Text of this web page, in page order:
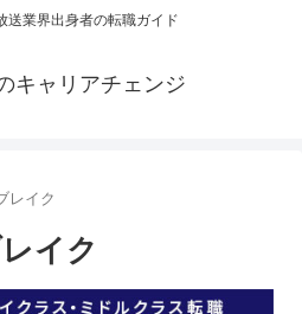
送業界出身者の転職ガイド
キャリアチェンジ
レイク
イク